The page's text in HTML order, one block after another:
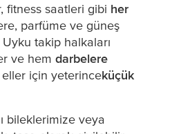
fitness saatleri gibi her
parfüme ve güneş
Uyku takip halkaları
ve hem darbelere
için yeterinceküçük
bileklerimize veya